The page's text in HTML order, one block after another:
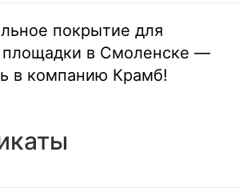
покрытие для
площадки в Смоленске —
в компанию Крамб!